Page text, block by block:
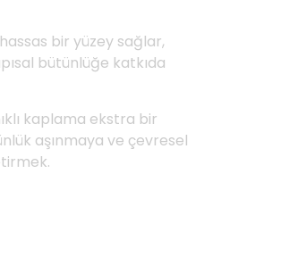
bir yüzey sağlar,
bütünlüğe katkıda
kaplama ekstra bir
aşınmaya ve çevresel